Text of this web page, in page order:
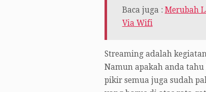
Baca juga : Merubah
Via Wifi
Streaming adalah
Namun apakah anda
pikir semua juga sudah